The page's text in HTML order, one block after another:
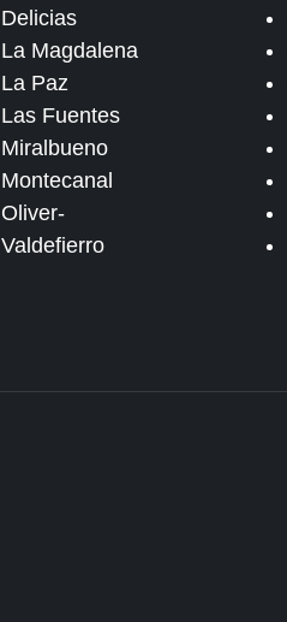
Delicias
La Magdalena
La Paz
Las Fuentes
Miralbueno
Montecanal
Oliver-
Valdefierro